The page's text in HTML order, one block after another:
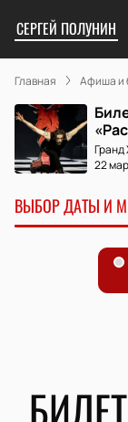
СЕРГЕЙ ПОЛУНИН
Главная Афиша и
Гранд
22
ВЫБОР ДАТЫ И